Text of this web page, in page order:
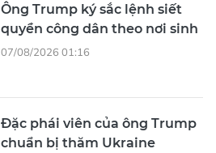
Ông Trump ký sắc lệnh siết
quyền công dân theo nơi sinh
07/08/2026 01:16
Đặc phái viên của ông Trump
chuẩn bị thăm Ukraine